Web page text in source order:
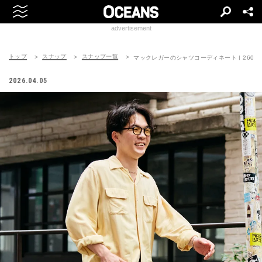
advertisement
トップ スナップ スナップ一覧 マックレガーのシャツコーディネート |
2026.04.05